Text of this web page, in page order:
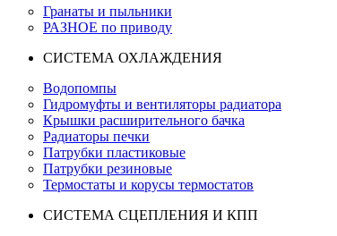
Гранаты и пыльники
РАЗНОЕ по приводу
СИСТЕМА ОХЛАЖДЕНИЯ
Водопомпы
Гидромуфты и вентиляторы радиатора
Крышки расширительного бачка
Радиаторы печки
Патрубки пластиковые
Патрубки резиновые
Термостаты и корусы термостатов
СИСТЕМА СЦЕПЛЕНИЯ И КПП